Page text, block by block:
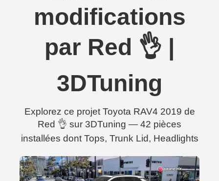
modifications
par Red 👌 |
3DTuning
Explorez ce projet Toyota RAV4 2019 de
Red 👌 sur 3DTuning — 42 pièces
installées dont Tops, Trunk Lid, Headlights